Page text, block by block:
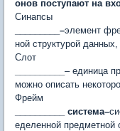
онов поступают на
Синапсы
_________–элемент
ной структурой
Слот
– единица
можно описать
Фрейм
__________ система–
еделенной предметной